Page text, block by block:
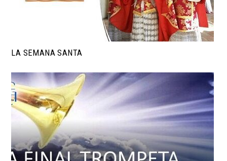
LA SEMANA SANTA